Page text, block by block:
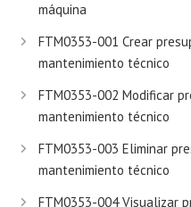
máquina
FTM0353-001 Crear
mantenimiento técnico
FTM0353-002 Modificar
mantenimiento técnico
FTM0353-003 Eliminar
mantenimiento técnico
FTM0353-004 Visualizar